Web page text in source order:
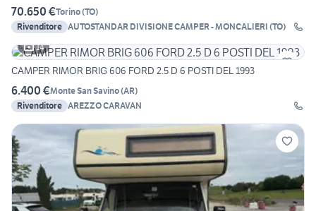
70.650 €Torino(TO)
Rivenditore AUTOSTANDAR DIVISIONE CAMPER - MONCALIERI (TO)
14
CAMPER RIMOR BRIG 606 FORD 2.5 D 6 POSTI DEL 1993
6.400 €Monte San Savino(AR)
Rivenditore AREZZO CARAVAN